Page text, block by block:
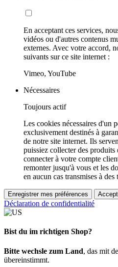
En acceptant ces services,
vidéos ou d'autres contenus
externes. Avec votre accord,
suivants sur ce site internet :
Vimeo, YouTube
Nécessaires
Toujours actif
Les cookies nécessaires d'un
exclusivement destinés à
de notre site internet. Ils
puissiez collecter des
connecter à votre compte
remonter jusqu'à vous et les
en aucun cas transmises à des
Enregistrer mes préférences
Déclaration de confidentialité
Bist du im richtigen Shop?
Bitte wechsle zum Land, das mit
übereinstimmt.